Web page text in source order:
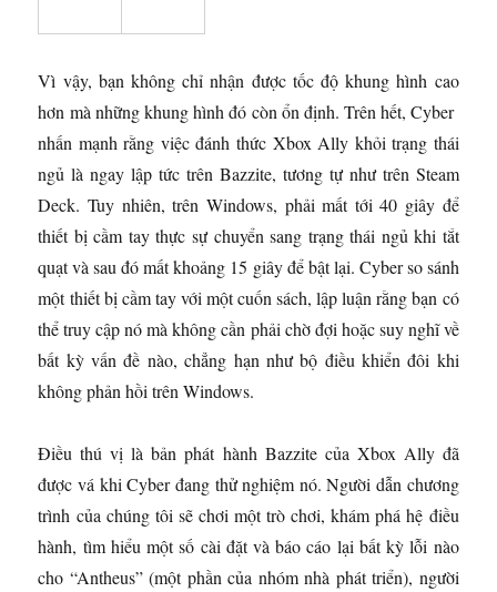
Vì vậy, bạn không chỉ nhận được tốc độ khung hình cao
hơn mà những khung hình đó còn ổn định. Trên hết, Cyber ​​
nhấn mạnh rằng việc đánh thức Xbox Ally khỏi trạng thái
ngủ là ngay lập tức trên Bazzite, tương tự như trên Steam
Deck. Tuy nhiên, trên Windows, phải mất tới 40 giây để
thiết bị cầm tay thực sự chuyển sang trạng thái ngủ khi tắt
quạt và sau đó mất khoảng 15 giây để bật lại. Cyber ​​so sánh
một thiết bị cầm tay với một cuốn sách, lập luận rằng bạn có
thể truy cập nó mà không cần phải chờ đợi hoặc suy nghĩ về
bất kỳ vấn đề nào, chẳng hạn như bộ điều khiển đôi khi
không phản hồi trên Windows.
Điều thú vị là bản phát hành Bazzite của Xbox Ally đã
được vá khi Cyber ​​đang thử nghiệm nó. Người dẫn chương
trình của chúng tôi sẽ chơi một trò chơi, khám phá hệ điều
hành, tìm hiểu một số cài đặt và báo cáo lại bất kỳ lỗi nào
cho “Antheus” (một phần của nhóm nhà phát triển), người